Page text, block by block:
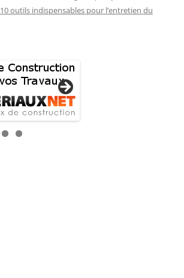
10 outils indispensables pour l’entretien du